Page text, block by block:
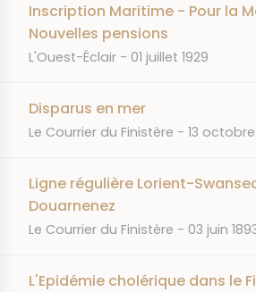
Inscription Maritime - Pour la
Nouvelles pensions
JOURNAL
L'Ouest-Éclair DATE
01 juillet 1929
Disparus en mer
JOURNAL
Le Courrier du Finistère DATE
13 octobre
Ligne régulière Lorient-
Douarnenez
JOURNAL
Le Courrier du Finistère DATE
03 juin
L'Epidémie cholérique dans le